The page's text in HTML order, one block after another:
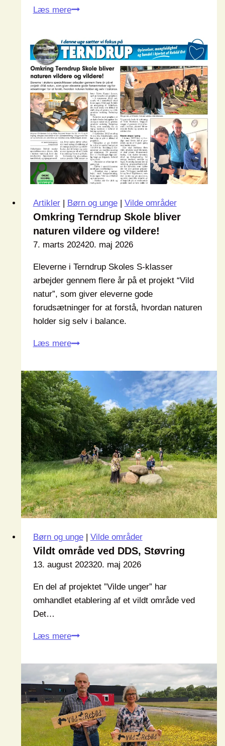
Læs mereFra
til
blomstereng
Artikler| Børn og unge| Vilde områder
Omkring Terndrup Skole bliver
naturen vildere og vildere!
7. marts 202420. maj 2026
Eleverne i Terndrup Skoles S-klasser
arbejder gennem flere år på et projekt “Vild
natur”, som giver eleverne gode
forudsætninger for at forstå, hvordan naturen
holder sig selv i balance.
Læs mereOmkring
Skole
bliver
naturen
vildere
og
vildere!
Børn og unge| Vilde områder
Vildt område ved DDS, Støvring
13. august 202320. maj 2026
En del af projektet ”Vilde unger” har
omhandlet etablering af et vildt område ved
Det…
Læs mereVildt
ved
DDS,
Støvring